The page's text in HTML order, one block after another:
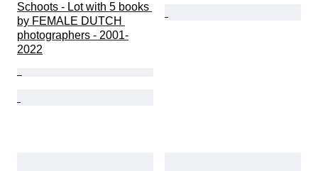
Schoots - Lot with 5 books
by FEMALE DUTCH
photographers - 2001-
2022